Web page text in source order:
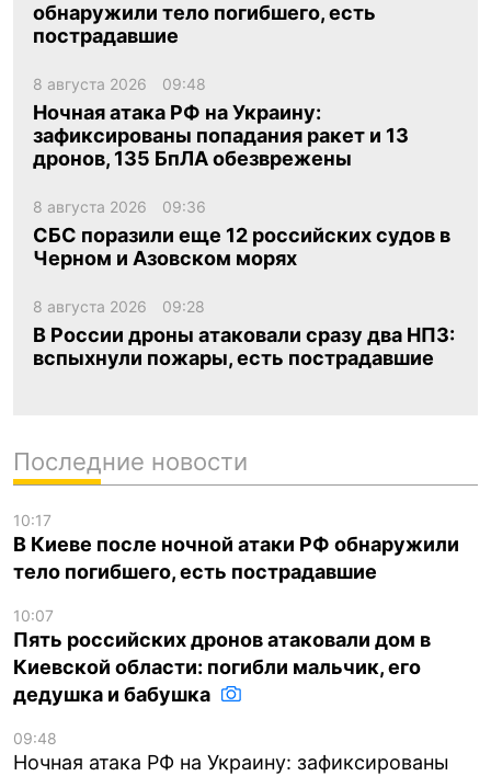
обнаружили тело погибшего, есть
пострадавшие
8 августа 2026 09:48
Ночная атака РФ на Украину:
зафиксированы попадания ракет и 13
дронов, 135 БпЛА обезврежены
8 августа 2026 09:36
СБС поразили еще 12 российских судов в
Черном и Азовском морях
8 августа 2026 09:28
В России дроны атаковали сразу два НПЗ:
вспыхнули пожары, есть пострадавшие
Последние новости
10:17
В Киеве после ночной атаки РФ обнаружили
тело погибшего, есть пострадавшие
10:07
Пять российских дронов атаковали дом в
Киевской области: погибли мальчик, его
дедушка и бабушка
09:48
Ночная атака РФ на Украину: зафиксированы